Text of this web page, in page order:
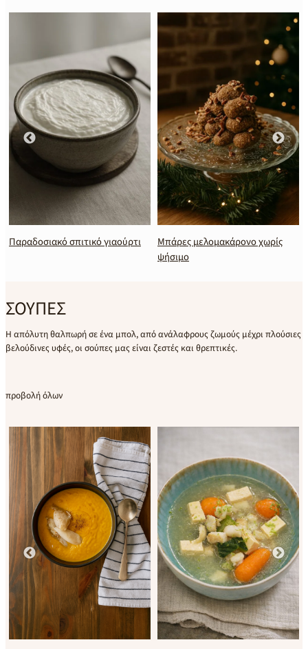
Παραδοσιακό σπιτικό γιαούρτι
Μπάρες μελομακάρονο χωρίς
ψήσιμο
ΣΟΥΠΕΣ
Η απόλυτη θαλπωρή σε ένα μπολ, από ανάλαφρους ζωμούς μέχρι πλούσιες
βελούδινες υφές, οι σούπες μας είναι ζεστές και θρεπτικές.
προβολή όλων